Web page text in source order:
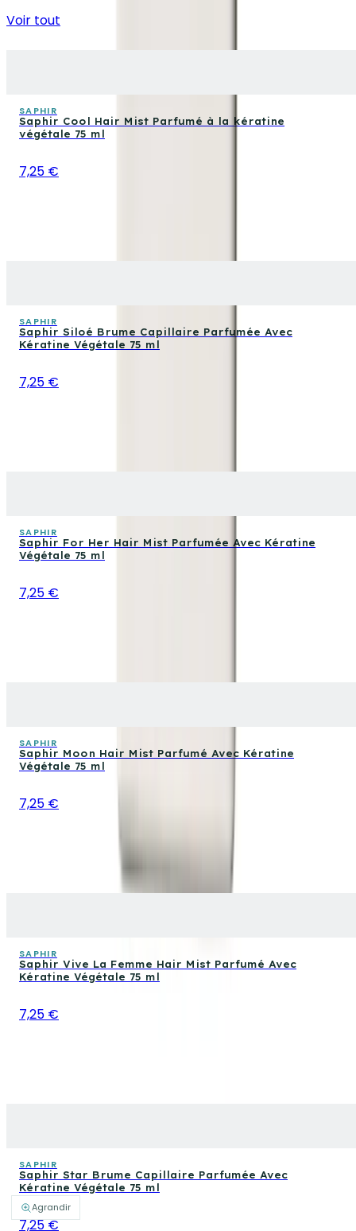
Agrandir
Voir tout
SAPHIR
Saphir Cool Hair Mist Parfumé à la kératine
végétale 75 ml
7,25 €
SAPHIR
Saphir Siloé Brume Capillaire Parfumée Avec
Kératine Végétale 75 ml
7,25 €
SAPHIR
Saphir For Her Hair Mist Parfumée Avec Kératine
Végétale 75 ml
7,25 €
SAPHIR
Saphir Moon Hair Mist Parfumé Avec Kératine
Végétale 75 ml
7,25 €
SAPHIR
Saphir Vive La Femme Hair Mist Parfumé Avec
Kératine Végétale 75 ml
7,25 €
SAPHIR
Saphir Star Brume Capillaire Parfumée Avec
Kératine Végétale 75 ml
7,25 €